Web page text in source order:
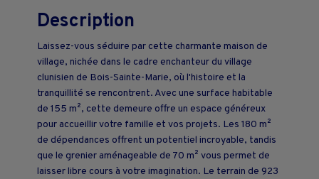
Description
Laissez-vous séduire par cette charmante maison de
village, nichée dans le cadre enchanteur du village
clunisien de Bois-Sainte-Marie, où l'histoire et la
tranquillité se rencontrent. Avec une surface habitable
de 155 m², cette demeure offre un espace généreux
pour accueillir votre famille et vos projets. Les 180 m²
de dépendances offrent un potentiel incroyable, tandis
que le grenier aménageable de 70 m² vous permet de
laisser libre cours à votre imagination. Le terrain de 923